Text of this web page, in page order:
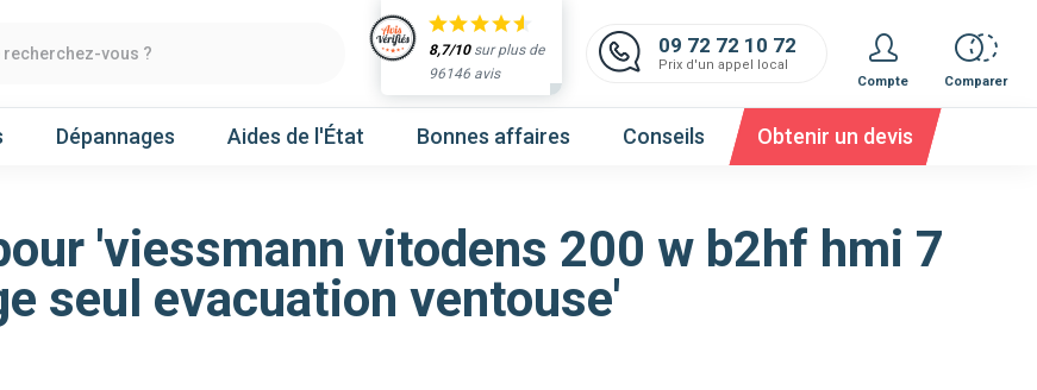
recherchez-vous ? 8,7/10sur plus de
96146 avis
09 72 72 10 72
Prix d'un appel local
Compte
Comparer
Obtenir un devis
Prenez un rendez-vous et obtenez un devis,
Dépannages Aides de l'État Bonnes affaires Conseils Obtenir un devis
'viessmann vitodens 200 w b2hf hmi 7
seul evacuation ventouse'